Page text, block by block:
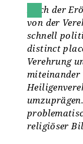
Nach der
von der
schnell
distinct
Verehrung
miteinander
religiöser